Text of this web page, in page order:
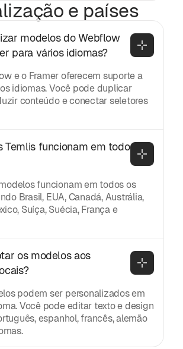
e países
modelos do Webflow
para vários idiomas?
e o Framer oferecem suporte a
idiomas. Você pode duplicar
conteúdo e conectar seletores
Temlis funcionam em todo
funcionam em todos os
Brasil, EUA, Canadá, Austrália,
Suíça, Suécia, França e
os modelos aos
podem ser personalizados em
Você pode editar texto e design
espanhol, francês, alemão